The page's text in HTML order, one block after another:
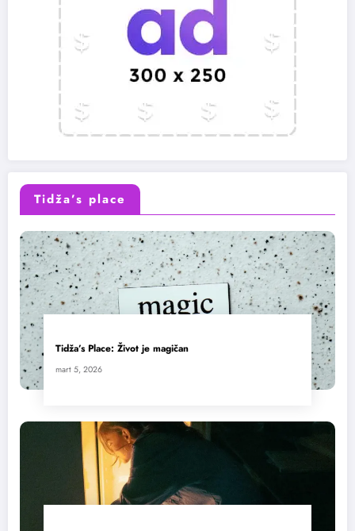
Tidža’s place
Tidža’s Place: Život je magičan
mart 5, 2026